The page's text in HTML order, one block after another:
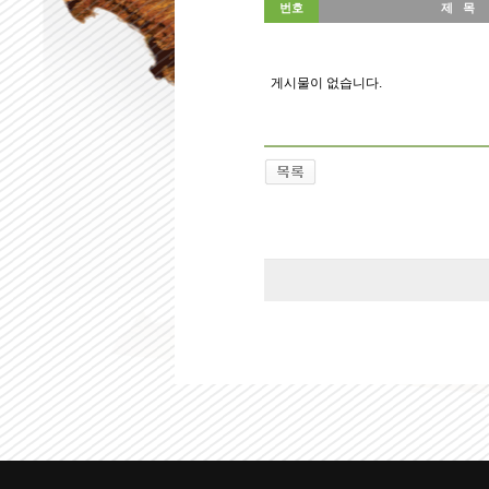
번호 제 목
게시물이 없습니다.